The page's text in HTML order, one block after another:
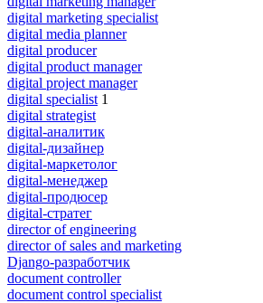
digital marketing specialist
digital media planner
digital producer
digital product manager
digital project manager
digital specialist 1
digital strategist
digital-аналитик
digital-дизайнер
digital-маркетолог
digital-менеджер
digital-продюсер
digital-стратег
director of engineering
director of sales and marketing
Django-разработчик
document controller
document control specialist